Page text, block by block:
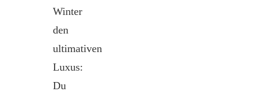
Winter
den
ultimativen
Luxus:
Du